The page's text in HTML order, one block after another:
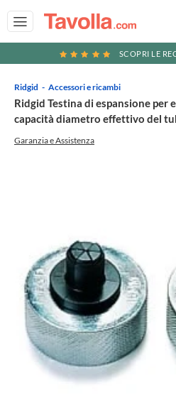
SCOPRI LE
Ridgid Accessori e ricambi
Ridgid Testina di espansione per
capacità diametro effettivo del
Garanzia e Assistenza